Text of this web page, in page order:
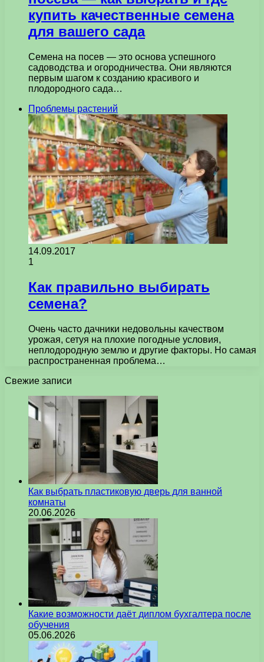
купить качественные семена
для вашего сада
Семена на посев — это основа успешного
садоводства и огородничества. Они являются
первым шагом к созданию красивого и
плодородного сада…
Проблемы растений
14.09.2017
1
Как правильно выбирать
семена?
Очень часто дачники недовольны качеством
урожая, сетуя на плохие погодные условия,
неплодородную землю и другие факторы. Но самая
распространенная проблема…
Свежие записи
Как выбрать пластиковую дверь для ванной
комнаты
20.06.2026
Какие возможности даёт диплом бухгалтера после
обучения
05.06.2026